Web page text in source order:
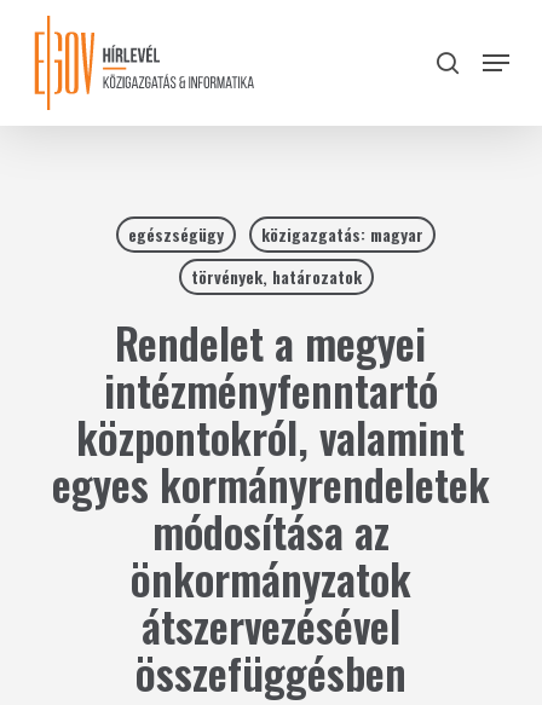
content
search
Menu
egészségügy
közigazgatás: magyar
törvények, határozatok
Rendelet a megyei
intézményfenntartó
központokról, valamint
egyes kormányrendeletek
módosítása az
önkormányzatok
átszervezésével
összefüggésben
Close